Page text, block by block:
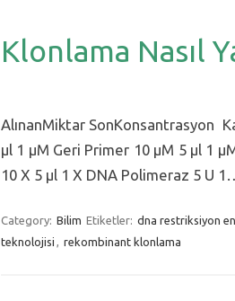
Klonlama Nasıl
PCR Örnek
AlınanMiktar SonKonsantrasyon
µl 1 µM Geri Primer 10 µM 5 µl 1
10 X 5 µl 1 X DNA Polimeraz 5 U
Category: Bilim Etiketler: dna restriksiyon
teknolojisi , rekombinant klonlama